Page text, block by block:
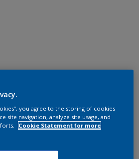
you agree to the storing of cookies
site navigation, analyze site usage, and
Cookie Statement for more